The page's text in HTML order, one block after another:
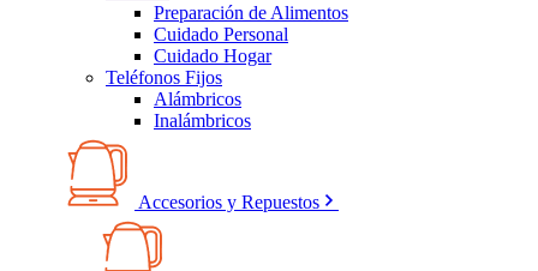
Preparación de Alimentos
Cuidado Personal
Cuidado Hogar
Teléfonos Fijos
Alámbricos
Inalámbricos
Accesorios y Repuestos